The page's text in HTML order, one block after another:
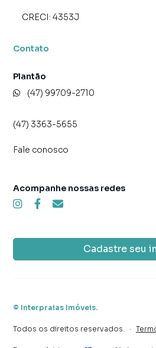
CRECI: 4353J
Contato
Plantão
(47) 99709-2710
(47) 3363-5655
Fale conosco
Cadastre seu
Acompanhe nossas redes
© Interpraias Imóveis.
Todos os direitos reservados. ·